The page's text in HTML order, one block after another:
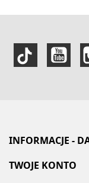
INFORMACJE -
TWOJE KONTO